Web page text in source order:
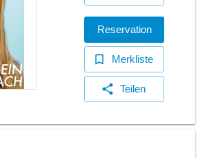
Reservation
Merkliste
Teilen